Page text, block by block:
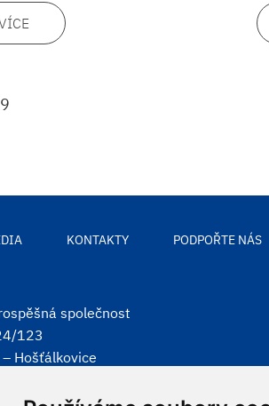
KONTAKTY PODPOŘTE NÁS
společnost
123
Hošťálkovice